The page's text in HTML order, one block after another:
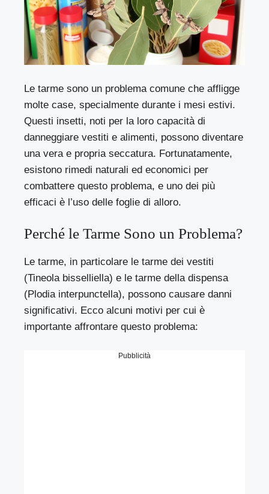
Le tarme sono un problema comune che affligge
molte case, specialmente durante i mesi estivi.
Questi insetti, noti per la loro capacità di
danneggiare vestiti e alimenti, possono diventare
una vera e propria seccatura. Fortunatamente,
esistono rimedi naturali ed economici per
combattere questo problema, e uno dei più
efficaci è l’uso delle foglie di alloro.
Perché le Tarme Sono un Problema?
Le tarme, in particolare le tarme dei vestiti
(Tineola bisselliella) e le tarme della dispensa
(Plodia interpunctella), possono causare danni
significativi. Ecco alcuni motivi per cui è
importante affrontare questo problema:
Pubblicità